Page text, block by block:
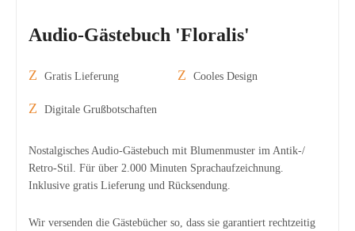
Audio-Gästebuch 'Floralis'
Gratis Lieferung Cooles Design
Digitale Grußbotschaften
Nostalgisches Audio-Gästebuch mit Blumenmuster im Antik-/
Retro-Stil. Für über 2.000 Minuten Sprachaufzeichnung.
Inklusive gratis Lieferung und Rücksendung.
Wir versenden die Gästebücher so, dass sie garantiert rechtzeitig